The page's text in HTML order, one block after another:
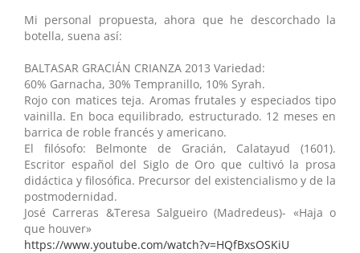
Mi personal propuesta, ahora que he descorchado la
botella, suena así:
BALTASAR GRACIÁN CRIANZA 2013 Variedad:
60% Garnacha, 30% Tempranillo, 10% Syrah.
Rojo con matices teja. Aromas frutales y especiados tipo
vainilla. En boca equilibrado, estructurado. 12 meses en
barrica de roble francés y americano.
El filósofo: Belmonte de Gracián, Calatayud (1601).
Escritor español del Siglo de Oro que cultivó la prosa
didáctica y filosófica. Precursor del existencialismo y de la
postmodernidad.
José Carreras &Teresa Salgueiro (Madredeus)- «Haja o
que houver»
https://www.youtube.com/watch?v=HQfBxsOSKiU